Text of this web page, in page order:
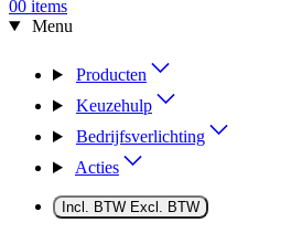
00 items
Menu
Producten
Keuzehulp
Bedrijfsverlichting
Acties
Incl. BTW Excl. BTW